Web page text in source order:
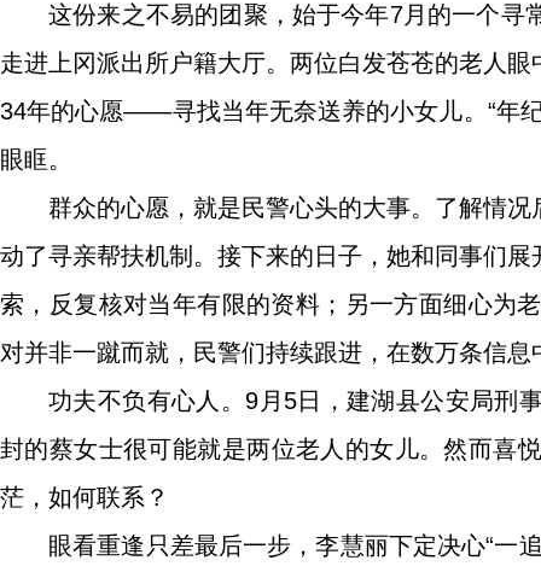
这份来之不易的团聚，始于今年7月的一个
走进上冈派出所户籍大厅。两位白发苍苍的老人
34年的心愿——寻找当年无奈送养的小女儿。“年
眼眶。
群众的心愿，就是民警心头的大事。了解情
动了寻亲帮扶机制。接下来的日子，她和同事们
索，反复核对当年有限的资料；另一方面细心为
对并非一蹴而就，民警们持续跟进，在数万条信
功夫不负有心人。9月5日，建湖县公安局
封的蔡女士很可能就是两位老人的女儿。然而喜
茫，如何联系？
眼看重逢只差最后一步，李慧丽下定决心“一